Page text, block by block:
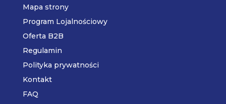
Mapa strony
Program Lojalnościowy
Oferta B2B
Regulamin
Polityka prywatności
Kontakt
FAQ